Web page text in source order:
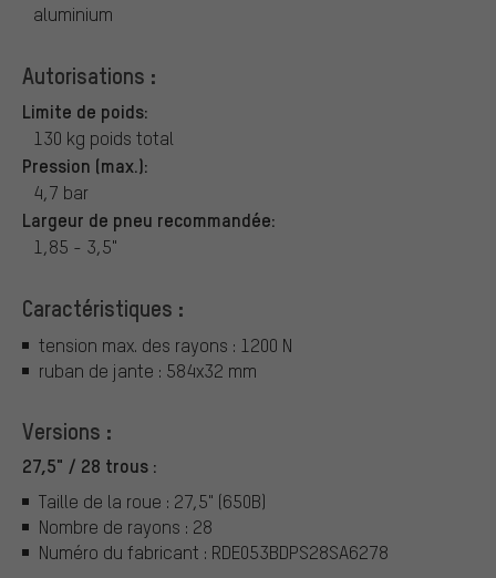
aluminium
Autorisations :
Limite de poids:
130 kg poids total
Pression (max.):
4,7 bar
Largeur de pneu recommandée:
1,85 - 3,5"
Caractéristiques :
tension max. des rayons : 1200 N
ruban de jante : 584x32 mm
Versions :
27,5" / 28 trous :
Taille de la roue : 27,5" (650B)
Nombre de rayons : 28
Numéro du fabricant : RDE053BDPS28SA6278